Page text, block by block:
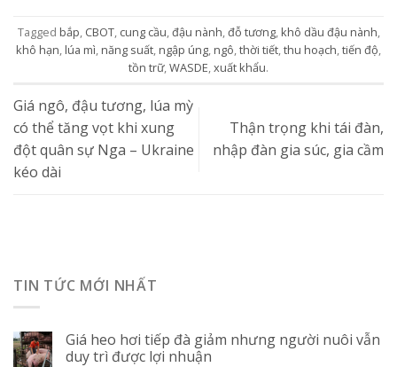
Tagged bắp CBOT, cung cầu đậu nành đỗ tương, khô dầu đậu nành
khô hạn lúa mì năng suất ngập úng ngô thời tiết thu hoạch tiến độ
tồn trữ, WASDE xuất khẩu.
Giá ngô, đậu tương, lúa mỳ
có thể tăng vọt khi xung
đột quân sự Nga – Ukraine
kéo dài
Thận trọng khi tái đàn,
nhập đàn gia súc, gia cầm
TIN TỨC MỚI NHẤT
Giá heo hơi tiếp đà giảm nhưng người nuôi vẫn
duy trì được lợi nhuận